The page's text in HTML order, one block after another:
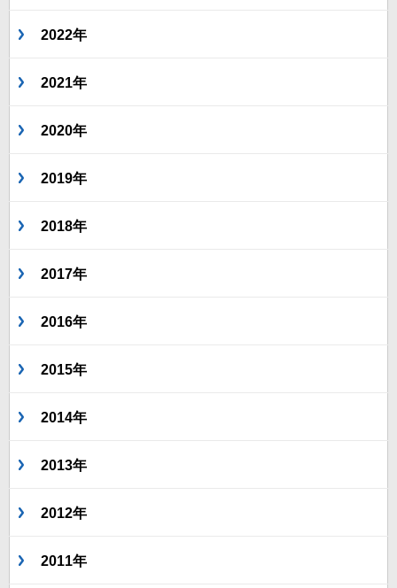
2022年
2021年
2020年
2019年
2018年
2017年
2016年
2015年
2014年
2013年
2012年
2011年